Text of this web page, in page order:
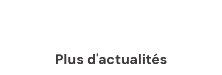
Plus d'actualités